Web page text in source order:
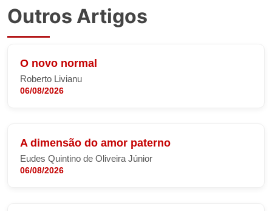
Outros Artigos
O novo normal
Roberto Livianu
06/08/2026
A dimensão do amor paterno
Eudes Quintino de Oliveira Júnior
06/08/2026